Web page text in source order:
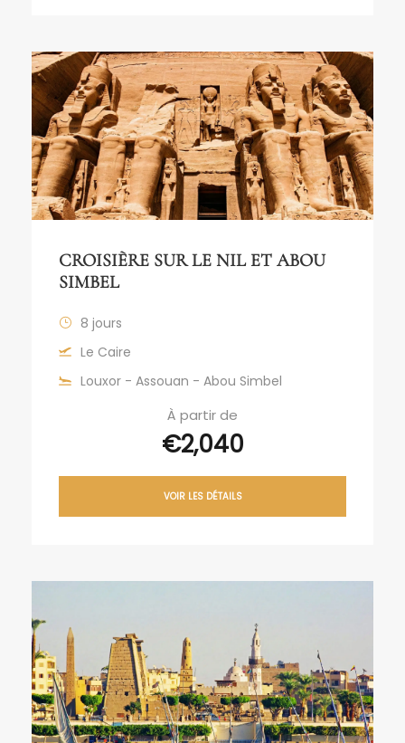
CROISIÈRE SUR LE NIL ET ABOU
SIMBEL
8 jours
Le Caire
Louxor - Assouan - Abou Simbel
À partir de
€2,040
VOIR LES DÉTAILS